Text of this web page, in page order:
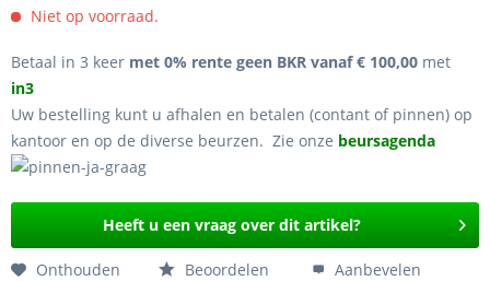
Niet op voorraad.
Betaal in 3 keer met 0% rente geen BKR vanaf € 100,00 met
in3
Uw bestelling kunt u afhalen en betalen (contant of pinnen) op
kantoor en op de diverse beurzen. Zie onze beursagenda
Heeft u een vraag over dit artikel?
Onthouden Beoordelen Aanbevelen